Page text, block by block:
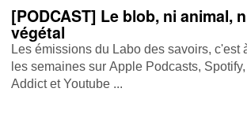
[PODCAST] Le blob, ni animal,
végétal
Les émissions du Labo des savoirs, c'est
les semaines sur Apple Podcasts , Spotify
Addict et Youtube ...